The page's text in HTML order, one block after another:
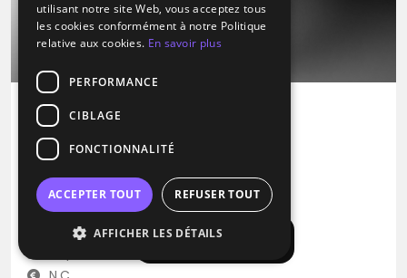
Afficher la carte
DJ
Music Play
RNB Zouk Variété Internationale
Sérignan (34)
utilisant notre site Web, vous acceptez tous
les cookies conformément à notre Politique
relative aux cookies. En savoir plus
PERFORMANCE
CIBLAGE
FONCTIONNALITÉ
ACCEPTER TOUT REFUSER TOUT
AFFICHER LES DÉTAILS